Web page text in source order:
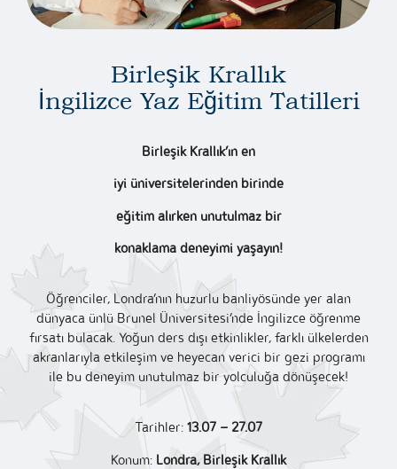
Birleşik Krallık
İngilizce Yaz Eğitim Tatilleri
Birleşik Krallık’ın en
iyi üniversitelerinden birinde
eğitim alırken unutulmaz bir
konaklama deneyimi yaşayın!
Öğrenciler, Londra’nın huzurlu banliyösünde yer alan
dünyaca ünlü Brunel Üniversitesi’nde İngilizce öğrenme
fırsatı bulacak. Yoğun ders dışı etkinlikler, farklı ülkelerden
akranlarıyla etkileşim ve heyecan verici bir gezi programı
ile bu deneyim unutulmaz bir yolculuğa dönüşecek!
Tarihler: 13.07 – 27.07
Konum: Londra, Birleşik Krallık